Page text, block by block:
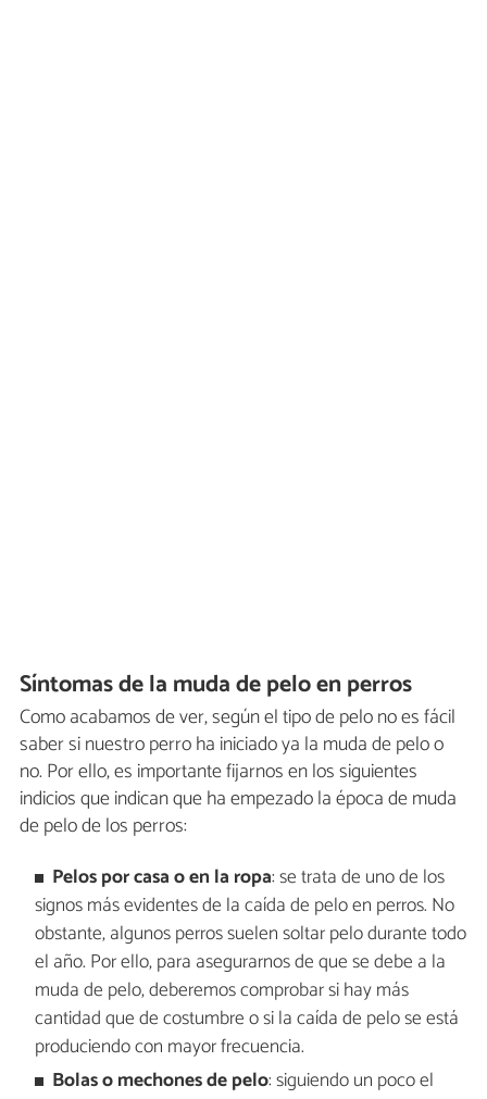
Síntomas de la muda de pelo en perros
Como acabamos de ver, según el tipo de pelo no es fácil
saber si nuestro perro ha iniciado ya la muda de pelo o
no. Por ello, es importante fijarnos en los siguientes
indicios que indican que ha empezado la época de muda
de pelo de los perros:
Pelos por casa o en la ropa: se trata de uno de los
signos más evidentes de la caída de pelo en perros. No
obstante, algunos perros suelen soltar pelo durante todo
el año. Por ello, para asegurarnos de que se debe a la
muda de pelo, deberemos comprobar si hay más
cantidad que de costumbre o si la caída de pelo se está
produciendo con mayor frecuencia.
Bolas o mechones de pelo: siguiendo un poco el